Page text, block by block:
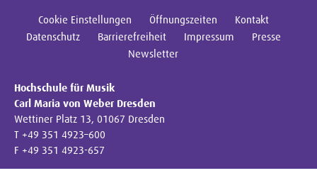
Cookie Einstellungen Öffnungszeiten
Kontakt
Datenschutz
Barrierefreiheit Impressum
Presse
Newsletter
Hochschule für Musik
Carl Maria von Weber Dresden
Wettiner Platz 13, 01067 Dresden
T +49 351 4923–600
F +49 351 4923-657